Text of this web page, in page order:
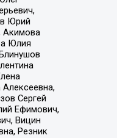
Юрий
Акимова
Юлия
Сергей
Ефимович,
Вицин
Резник